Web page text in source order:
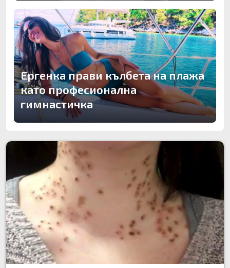
Ергенка прави кълбета на плажа
като професионална
гимнастичка